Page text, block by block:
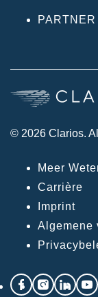
© 2026 Clarios.
Meer
Carrière
Imprint
Algemene